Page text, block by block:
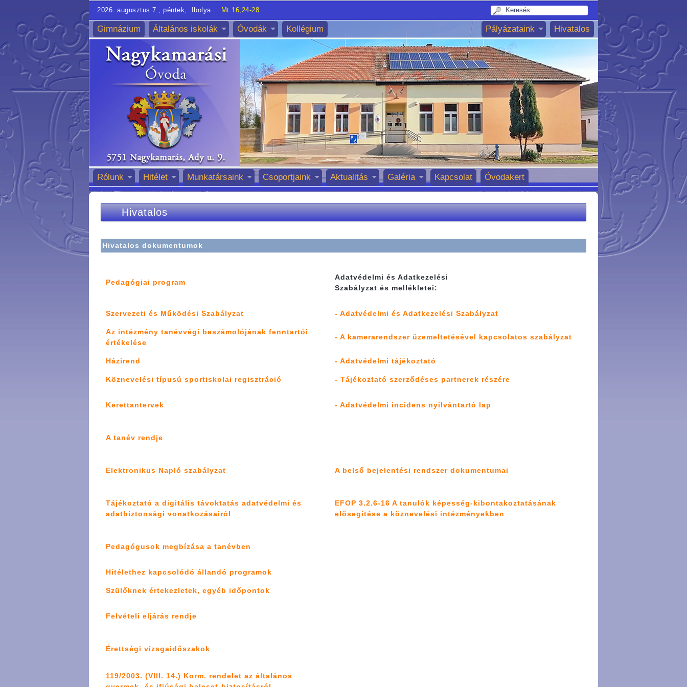
2026. augusztus 7., péntek, Ibolya Mt 16;24-28
Gimnázium Általános iskolák Óvodák Kollégium Hivatalos
Pályázataink
Rólunk Hitélet Munkatársaink Csoportjaink Aktualitás Galéria Kapcsolat Óvodakert
Hivatalos
Hivatalos dokumentumok
Pedagógiai program
Adatvédelmi és Adatkezelési
Szabályzat és mellékletei:
Szervezeti és Működési Szabályzat - Adatvédelmi és Adatkezelési Szabályzat
Az intézmény tanévvégi beszámolójának fenntartói
értékelése
- A kamerarendszer üzemeltetésével kapcsolatos szabályzat
Házirend - Adatvédelmi tájékoztató
Köznevelési típusú sportiskolai regisztráció - Tájékoztató szerződéses partnerek részére
Kerettantervek - Adatvédelmi incidens nyilvántartó lap
A tanév rendje
Elektronikus Napló szabályzat A belső bejelentési rendszer dokumentumai
Tájékoztató a digitális távoktatás adatvédelmi és
adatbiztonsági vonatkozásairól
EFOP 3.2.6-16 A tanulók képesség-kibontakoztatásának
elősegítése a köznevelési intézményekben
Pedagógusok megbízása a tanévben
Hitélethez kapcsolódó állandó programok
Szülőknek értekezletek, egyéb időpontok
Felvételi eljárás rendje
Érettségi vizsgaidőszakok
119/2003. (VIII. 14.) Korm. rendelet az általános